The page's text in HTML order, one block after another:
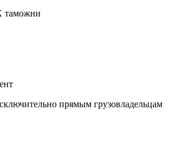
таможни
прямым грузовладельцам